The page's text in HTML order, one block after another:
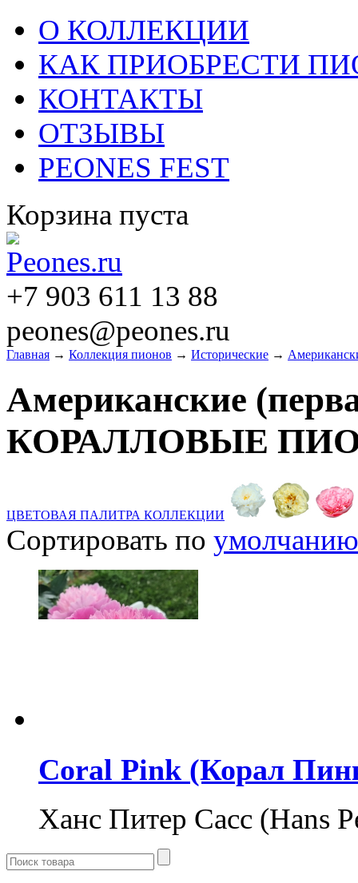
О КОЛЛЕКЦИИ
КАК ПРИОБРЕСТИ
КОНТАКТЫ
ОТЗЫВЫ
PEONES FEST
Корзина пуста
+7 903 611 13 88
peones@peones.ru
Главная → Коллекция пионов → Исторические →
Американские
КОРАЛЛОВЫЕ
ЦВЕТОВАЯ ПАЛИТРА КОЛЛЕКЦИИ
Сортировать по умолчанию
Coral Pink (Корал
Ханс Питер Сасс (Hans